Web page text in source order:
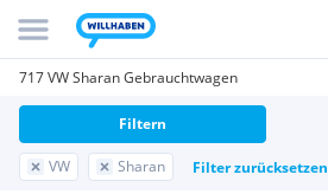
717 VW Sharan Gebrauchtwagen
VW Sharan Filter zurücksetzen
Filtern